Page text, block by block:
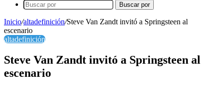
Buscar por
Inicio/altadefinición/Steve Van Zandt invitó a Springsteen al
escenario
altadefinición
Steve Van Zandt invitó a Springsteen al
escenario